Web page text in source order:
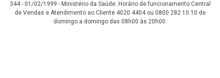
344 - 01/02/1999 - Ministério da Saúde. Horário de funcionamento Central
de Vendas e Atendimento ao Cliente 4020 4404 ou 0800 282 10 10 de
domingo a domingo das 08h00 às 20h00.